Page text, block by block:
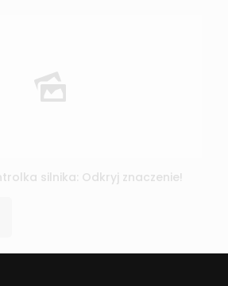
silnika: Odkryj znaczenie!